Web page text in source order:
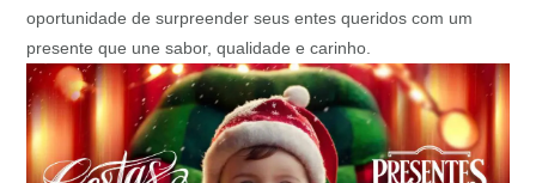
oportunidade de surpreender seus entes queridos com um
presente que une sabor, qualidade e carinho.